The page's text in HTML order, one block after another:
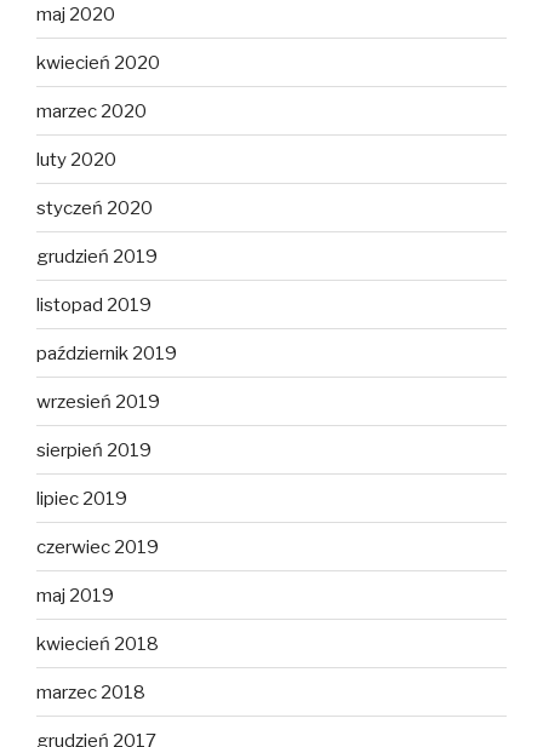
maj 2020
kwiecień 2020
marzec 2020
luty 2020
styczeń 2020
grudzień 2019
listopad 2019
październik 2019
wrzesień 2019
sierpień 2019
lipiec 2019
czerwiec 2019
maj 2019
kwiecień 2018
marzec 2018
grudzień 2017